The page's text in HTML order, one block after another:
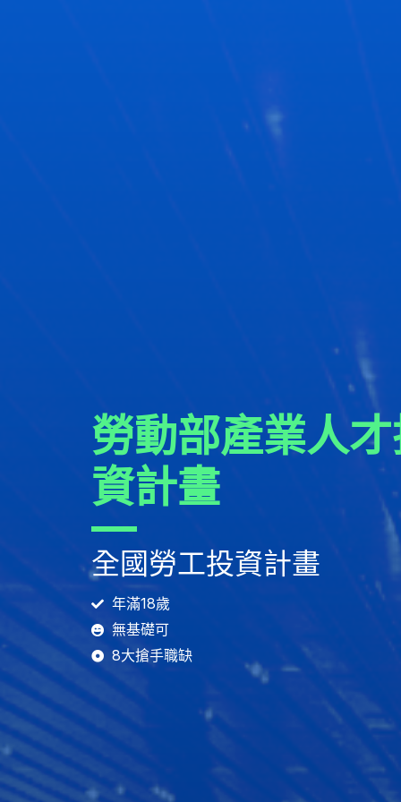
勞動部產業人
資計畫
全國勞工投資計畫
年滿18歲
無基礎可
8大搶手職缺